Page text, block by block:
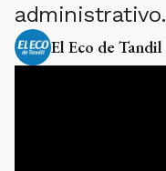
administrativo.
El Eco de Tandil